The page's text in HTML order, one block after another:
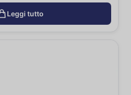
Leggi tutto